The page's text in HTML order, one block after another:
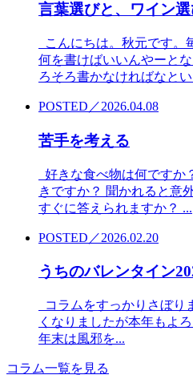
言葉選びと、ワイン選
こんにちは。秋元です。
何を書けばいいんやーと
ろそろ書かなければなと
POSTED／2026.04.08
苦手を考える
好きな食べ物は何ですか
きですか？ 聞かれると意
すぐに答えられますか？ ...
POSTED／2026.02.20
うちのバレンタイン
コラムをすっかりさぼ
くなりましたが本年もよ
年末は風邪を...
コラム一覧を見る